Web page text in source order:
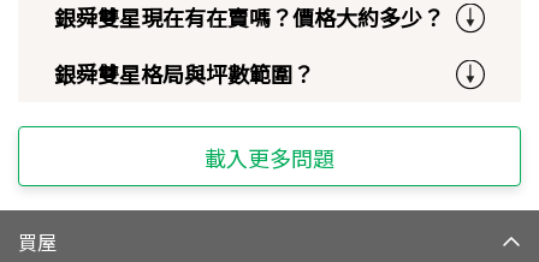
銀舜雙星現在有在賣嗎？價格大約多少？
銀舜雙星格局與坪數範圍？
載入更多問題
買屋